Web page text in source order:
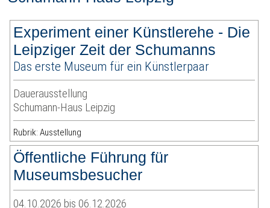
Experiment einer Künstlerehe - Die
Leipziger Zeit der Schumanns
Das erste Museum für ein Künstlerpaar
Dauerausstellung
Schumann-Haus Leipzig
Rubrik: Ausstellung
Öffentliche Führung für
Museumsbesucher
04.10.2026 bis 06.12.2026